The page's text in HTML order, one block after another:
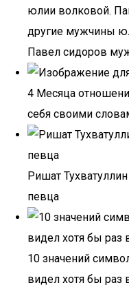
юлии волковой.
другие мужчины
Павел сидоров
4 Месяца
себя своими
Ришат
певца
10 значений
видел хотя бы раз